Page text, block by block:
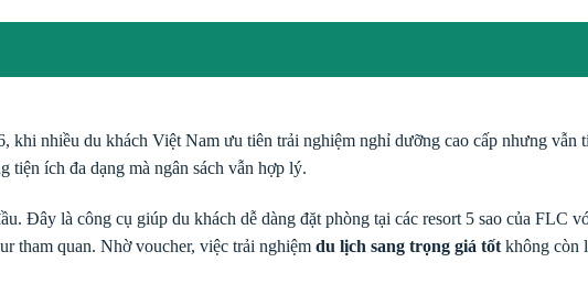
khi nhiều du khách Việt Nam ưu tiên trải nghiệm nghỉ dưỡng cao cấp nhưng
tiện ích đa dạng mà ngân sách vẫn hợp lý.
Đây là công cụ giúp du khách dễ dàng đặt phòng tại các resort 5 sao của FLC
tham quan. Nhờ voucher, việc trải nghiệm du lịch sang trọng giá tốt không còn